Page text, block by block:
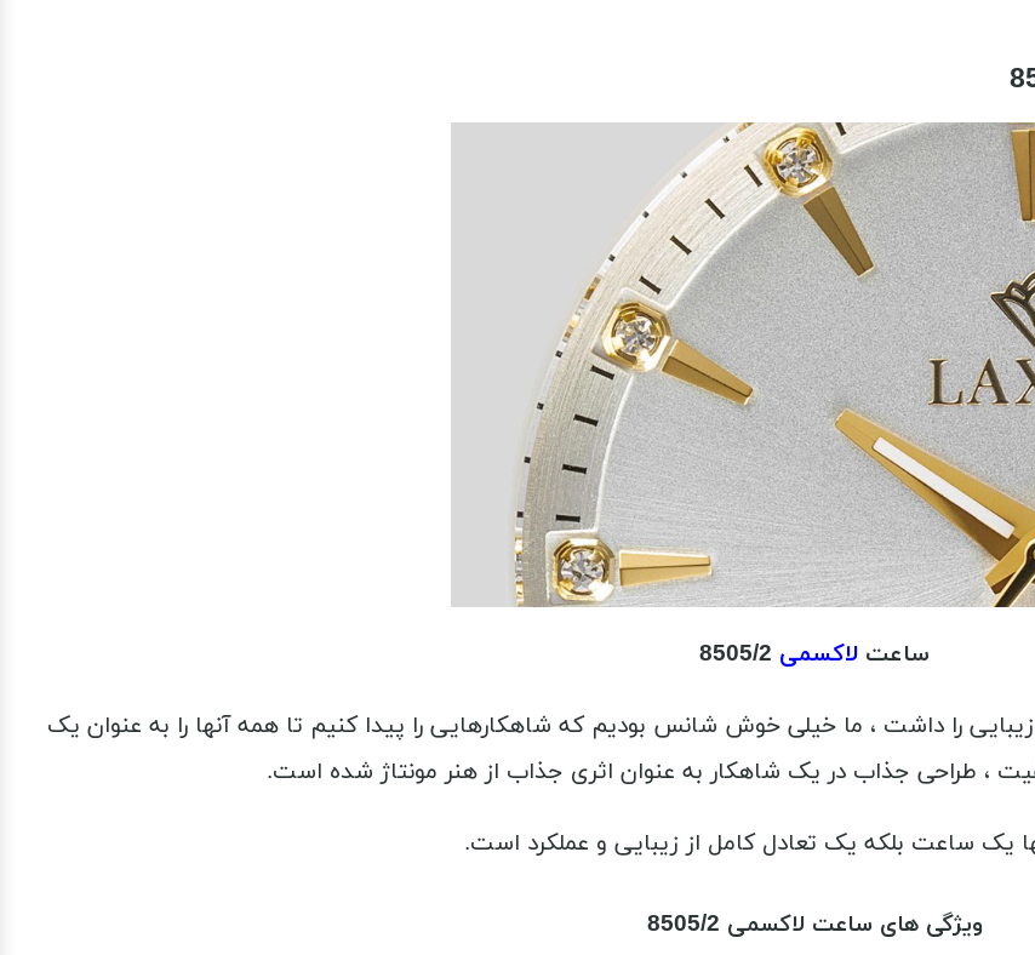
ساعت لاکسمی
دنیای زیبایی را داشت ، ما خیلی خوش شانس بودیم که شاهکارهایی را پیدا کنیم تا همه آنها را به عنوان یک
، طراحی جذاب در یک شاهکار به عنوان اثری جذاب از هنر مونتاژ شده است.
ویژگی های ساعت لاکسمی 8505/2